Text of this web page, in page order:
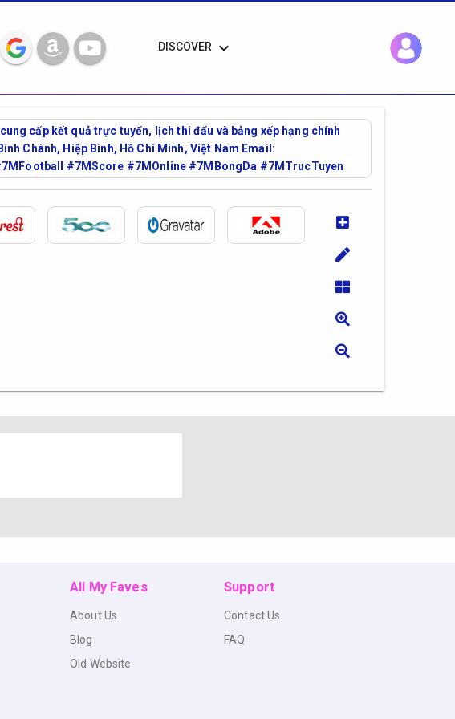
DISCOVER keyboard_arrow_down
cấp kết quả trực tuyến, lịch thi đấu và bảng xếp hạng chính
Chánh, Hiệp Bình, Hồ Chí Minh, Việt Nam Email:
#7MScore #7MOnline #7MBongDa #7MTrucTuyen
All My Faves
About Us
Blog
Old Website
Support
Contact Us
FAQ